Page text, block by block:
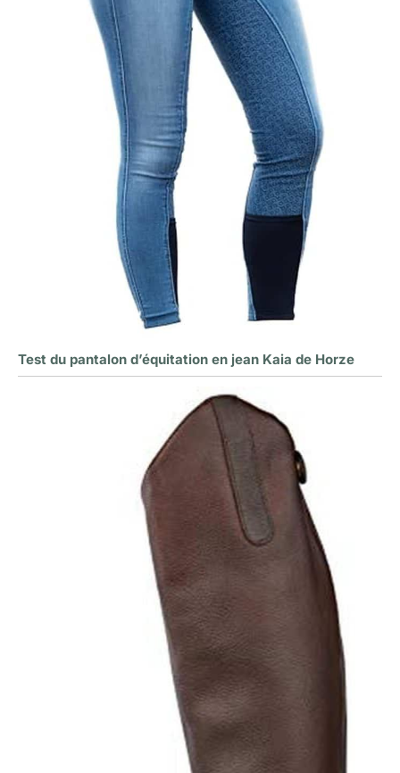
Test du pantalon d’équitation en jean Kaia de Horze